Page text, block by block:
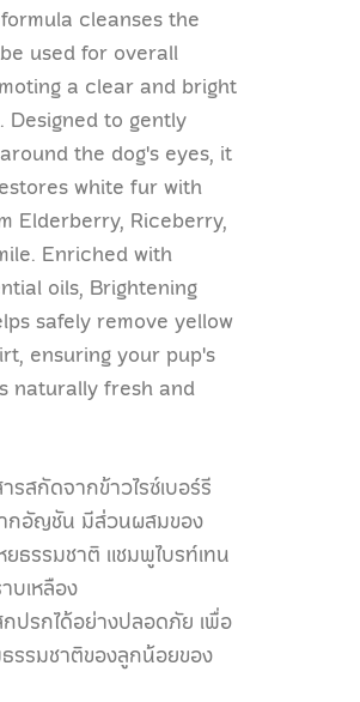
cleanses the
used for overall
a clear and bright
Designed to gently
the dog's eyes, it
white fur with
Elderberry, Riceberry,
Enriched with
oils, Brightening
safely remove yellow
ensuring your pup's
naturally fresh and
รสกัดจากข้าวไรซ์เบอร์รี
กอัญชัน มีส่วนผสมของ
ยธรรมชาติ แชมพูไบรท์เทน
บเหลือง
กปรกได้อย่างปลอดภัย เพื่อ
รรมชาติของลูกน้อยของ